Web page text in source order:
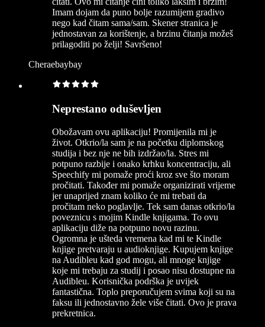
Imam dojam da puno bolje razumijem gradivo
nego kad čitam sama/sam. Skener stranica je
jednostavan za korištenje, a brzinu čitanja možeš
prilagoditi po želji! Savršeno!
Cheraebaybay
Neprestano oduševljen
Obožavam ovu aplikaciju! Promijenila mi je
život. Otkrio/la sam je na početku diplomskog
studija i bez nje ne bih izdržao/la. Stres mi
potpuno razbije i onako krhku koncentraciju, ali
Speechify mi pomaže proći kroz sve što moram
pročitati. Također mi pomaže organizirati vrijeme
jer unaprijed znam koliko će mi trebati da
pročitam neko poglavlje. Tek sam danas otkrio/la
poveznicu s mojim Kindle knjigama. To ovu
aplikaciju diže na potpuno novu razinu.
Ogromna je ušteda vremena kad mi te Kindle
knjige pretvaraju u audioknjige. Kupujem knjige
na Audibleu kad god mogu, ali mnoge knjige
koje mi trebaju za studij i posao nisu dostupne na
Audibleu. Korisnička podrška je uvijek
fantastična. Toplo preporučujem svima koji su na
faksu ili jednostavno žele više čitati. Ovo je prava
prekretnica.